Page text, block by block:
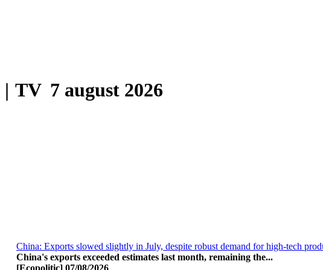
| TV 7 august 2026
China: Exports slowed slightly in July, despite robust demand for high-tech
China's exports exceeded estimates last month, remaining the...
[Ecopolitic] 07/08/2026